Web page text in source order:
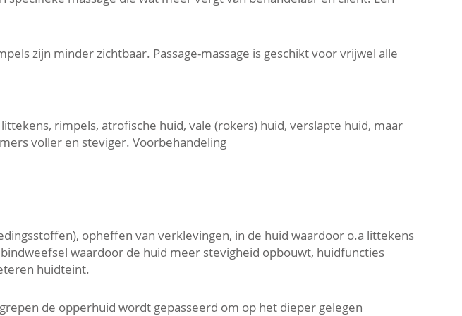
zijn minder zichtbaar. Passage-massage is geschikt voor vrijwel alle
rimpels, atrofische huid, vale (rokers) huid, verslapte huid, maar
voller en steviger. Voorbehandeling
opheffen van verklevingen, in de huid waardoor o.a littekens
waardoor de huid meer stevigheid opbouwt, huidfuncties
huidteint.
de opperhuid wordt gepasseerd om op het dieper gelegen